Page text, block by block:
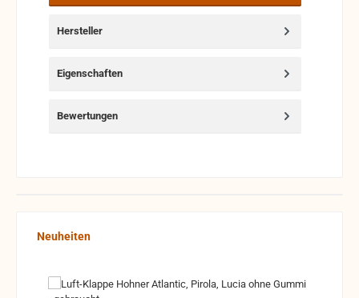
Hersteller
Eigenschaften
Bewertungen
Produktgalerie überspringen
Neuheiten